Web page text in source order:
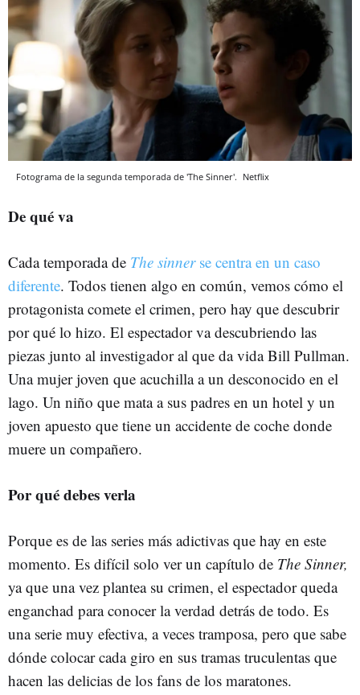
Fotograma de la segunda temporada de 'The Sinner'. Netflix
De qué va
Cada temporada de The sinnerse centra en un caso
diferente. Todos tienen algo en común, vemos cómo el
protagonista comete el crimen, pero hay que descubrir
por qué lo hizo. El espectador va descubriendo las
piezas junto al investigador al que da vida Bill Pullman.
Una mujer joven que acuchilla a un desconocido en el
lago. Un niño que mata a sus padres en un hotel y un
joven apuesto que tiene un accidente de coche donde
muere un compañero.
Por qué debes verla
Porque es de las series más adictivas que hay en este
momento. Es difícil solo ver un capítulo de The Sinner,
ya que una vez plantea su crimen, el espectador queda
enganchad para conocer la verdad detrás de todo. Es
una serie muy efectiva, a veces tramposa, pero que sabe
dónde colocar cada giro en sus tramas truculentas que
hacen las delicias de los fans de los maratones.